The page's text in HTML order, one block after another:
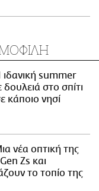
summer
δουλειά στο σπίτι
κάποιο νησί
νέα οπτική της
Zs και
το τοπίο της